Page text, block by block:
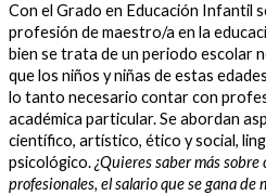
Con el Grado en Educación Infantil
profesión de maestro/a en la
bien se trata de un periodo escolar
que los niños y niñas de estas
lo tanto necesario contar con
académica particular. Se abordan
científico, artístico, ético y social,
psicológico.¿Quieres saber más sobre
profesionales, el salario que se gana de